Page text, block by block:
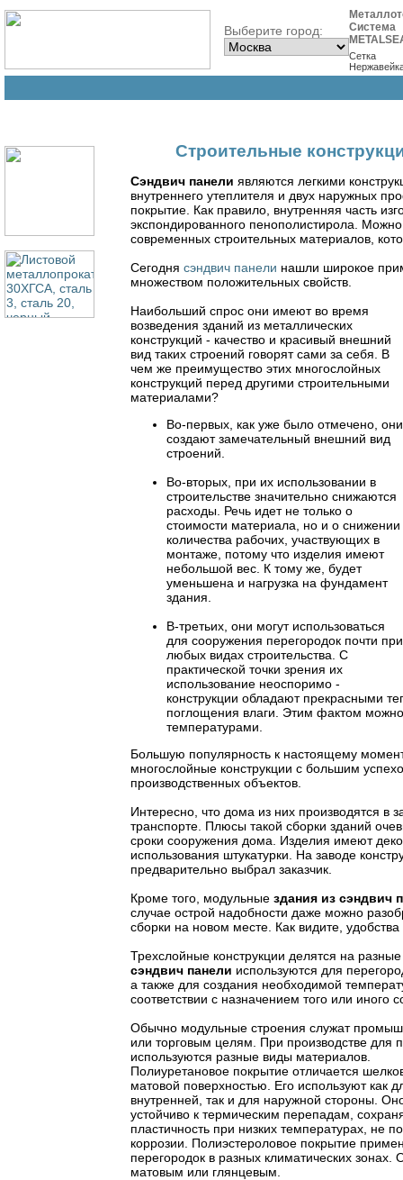
Выберите город:
Система
Сетка
Строительные
Сэндвич панели являются легкими
внутреннего утеплителя и двух наружных
покрытие. Как правило, внутренняя часть
экспондированного пенополистирола.
современных строительных материалов,
Сегодня сэндвич панели нашли широкое
множеством положительных свойств.
Наибольший спрос они имеют во время
возведения зданий из металлических
конструкций - качество и красивый внешний
вид таких строений говорят сами за себя. В
чем же преимущество этих многослойных
конструкций перед другими строительными
материалами?
Во-первых, как уже было отмечено, они
создают замечательный внешний вид
строений.
Во-вторых, при их использовании в
строительстве значительно снижаются
расходы. Речь идет не только о
стоимости материала, но и о снижении
количества рабочих, участвующих в
монтаже, потому что изделия имеют
небольшой вес. К тому же, будет
уменьшена и нагрузка на фундамент
здания.
В-третьих, они могут использоваться
для сооружения перегородок почти при
любых видах строительства. С
практической точки зрения их
использование неоспоримо -
конструкции обладают прекрасными
поглощения влаги. Этим фактом
температурами.
Большую популярность к настоящему
многослойные конструкции с большим
производственных объектов.
Интересно, что дома из них производятся в
транспорте. Плюсы такой сборки зданий
сроки сооружения дома. Изделия имеют
использования штукатурки. На заводе
предварительно выбрал заказчик.
Кроме того, модульные здания из сэндвич
случае острой надобности даже можно
сборки на новом месте. Как видите,
Трехслойные конструкции делятся на
сэндвич панели используются для
а также для создания необходимой
соответствии с назначением того или иного
Обычно модульные строения служат
или торговым целям. При производстве для
используются разные виды материалов.
Полиуретановое покрытие отличается
матовой поверхностью. Его используют как
внутренней, так и для наружной стороны.
устойчиво к термическим перепадам,
пластичность при низких температурах, не
коррозии. Полиэстероловое покрытие
перегородок в разных климатических зонах.
матовым или глянцевым.